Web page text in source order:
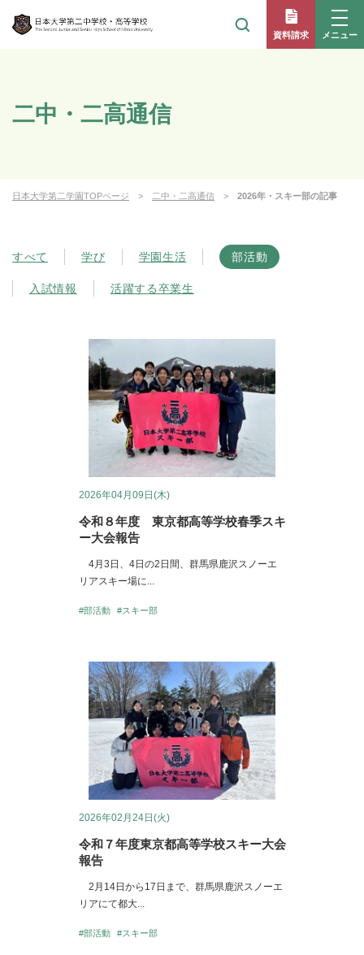
資料請求 メニュー
二中・二高通信
日本大学第二学園TOPページ 二中・二高通信 2026年・スキー部の記事
すべて 学び 学園生活 部活動
入試情報 活躍する卒業生
2026年04月09日(木)
令和８年度 東京都高等学校春季スキ
ー大会報告
4月3日、4日の2日間、群馬県鹿沢スノーエ
リアスキー場に...
#部活動 #スキー部
2026年02月24日(火)
令和７年度東京都高等学校スキー大会
報告
2月14日から17日まで、群馬県鹿沢スノーエ
リアにて都大...
#部活動 #スキー部